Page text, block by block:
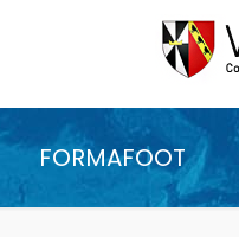
FORMAFOOT